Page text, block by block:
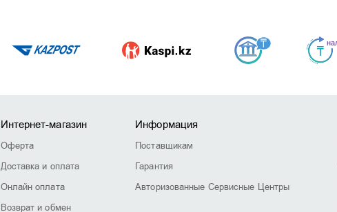
Интернет-магазин
Оферта
Доставка и оплата
Онлайн оплата
Возврат и обмен
Информация
Поставщикам
Гарантия
Авторизованные Сервисные Центры